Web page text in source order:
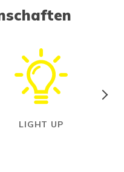
LIGHT UP